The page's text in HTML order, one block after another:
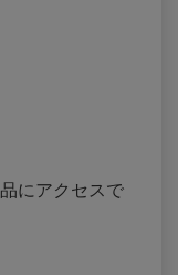
にアクセスで